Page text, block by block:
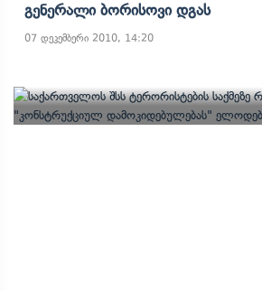
Გენერალი Ბორისოვი Დგას
07 დეკემბერი 2010, 14:20